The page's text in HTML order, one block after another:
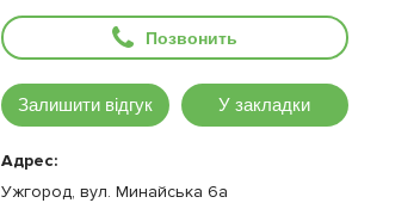
Позвонить
Залишити відгук У закладки
Адрес:
Ужгород, вул. Минайська 6а